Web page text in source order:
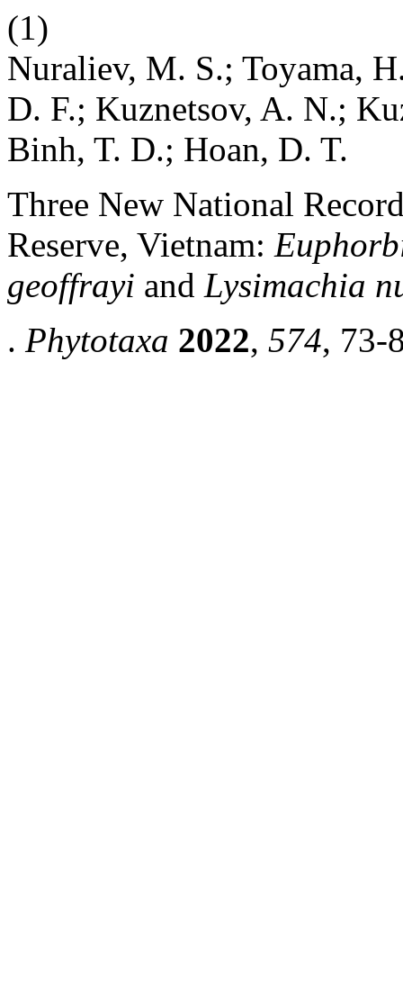
(1)
Nuraliev, M. S.; Toyama,
D. F.; Kuznetsov, A. N.;
Binh, T. D.; Hoan, D. T.
Three New National
Reserve, Vietnam:
geoffrayi and Lysimachia
. Phytotaxa 2022, 574, 73-